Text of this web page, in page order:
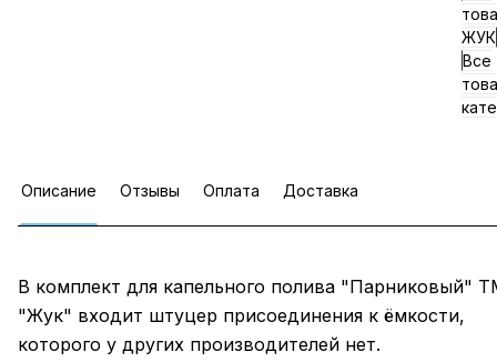
ЖУК
Все
Описание Отзывы Оплата Доставка
В комплект для капельного полива "Парниковый"
"Жук" входит штуцер присоединения к ёмкости,
которого у других производителей нет.